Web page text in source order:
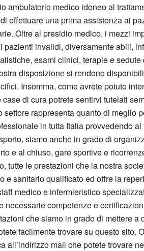
ambulatorio medico idoneo al
effettuare una prima assistenza ai
Oltre al presidio medico, i mezzi
pazienti invalidi, diversamente abili,
esami clinici, terapie e
disposizione si rendono
Insomma, come avrete potuto
di cura potrete sentirvi tutelati
rappresenta quanto di meglio
in tutta Italia provvedendo
siamo anche in grado di
e al chiuso, gare sportive e
tutte le prestazioni che la nostra
e sanitario qualificato ed offre la
medico e infermieristico
necessarie competenze e
che siamo in grado di mettere
facilmente trovare su questo
all’indirizzo mail che potete trovare